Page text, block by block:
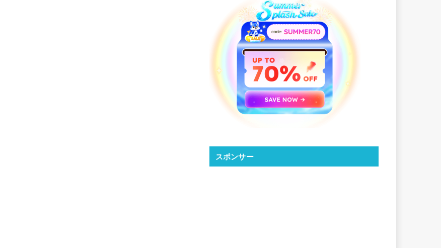
スポンサー